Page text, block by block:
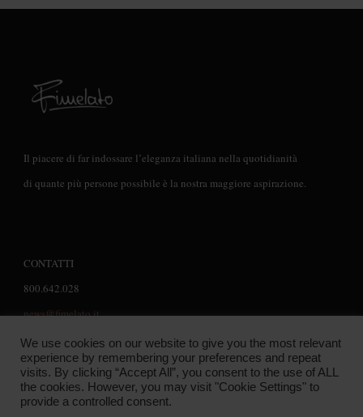
Il piacere di far indossare l’eleganza italiana nella quotidianità
di quante più persone possibile è la nostra maggiore aspirazione.
CONTATTI
800.642.028
news@fimelato.it
© Copyright 2026 . Tutti i diritti riservati. Feminine Fashion |
We use cookies on our website to give you the most relevant
experience by remembering your preferences and repeat
visits. By clicking “Accept All”, you consent to the use of ALL
the cookies. However, you may visit "Cookie Settings" to
provide a controlled consent.